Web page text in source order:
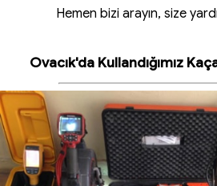
Hemen bizi arayın, size
Ovacık'da Kullandığımız